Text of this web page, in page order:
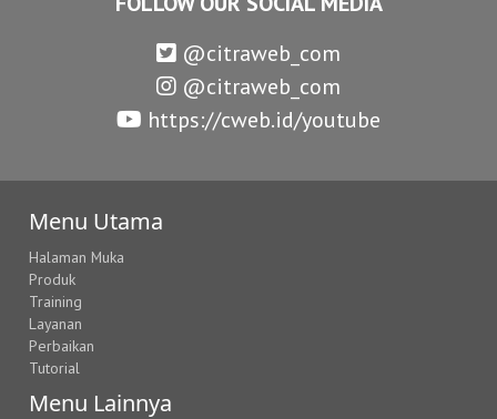
@citraweb_com
@citraweb_com
https://cweb.id/youtube
Menu Utama
Halaman Muka
Produk
Training
Layanan
Perbaikan
Tutorial
Menu Lainnya